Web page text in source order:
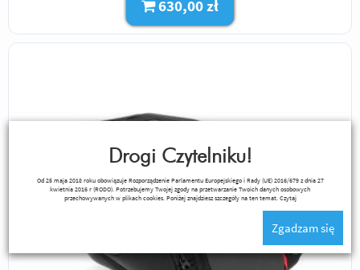
630,00 zł
Drogi Czytelniku!
Od 25 maja 2018 roku obowiązuje Rozporządzenie Parlamentu Europejskiego i Rady (UE) 2016/679 z dnia 27
kwietnia 2016 r (RODO). Potrzebujemy Twojej zgody na przetwarzanie Twoich danych osobowych
przechowywanych w plikach cookies. Poniżej znajdziesz szczegóły na ten temat. Czytaj
Zgadzam się